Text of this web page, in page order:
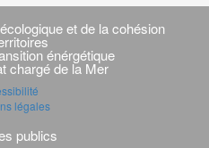
et de la cohésion
énérgétique
chargé de la Mer
légales
publics